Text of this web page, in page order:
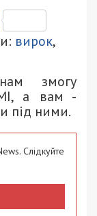
вирок,
змогу
а вам -
під ними.
Слідкуйте